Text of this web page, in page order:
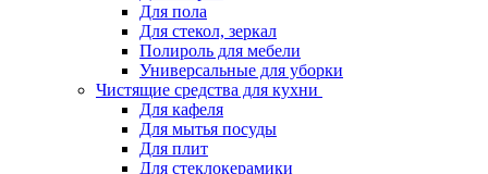
Для пола
Для стекол, зеркал
Полироль для мебели
Универсальные для уборки
Чистящие средства для кухни
Для кафеля
Для мытья посуды
Для плит
Для стеклокерамики